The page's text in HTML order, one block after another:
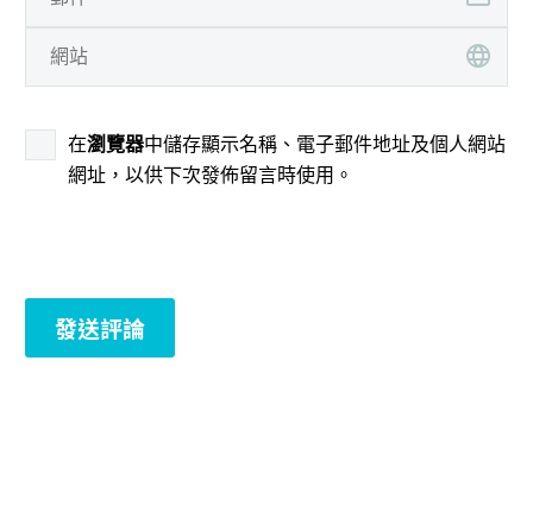
在瀏覽器中儲存顯示名稱、電子郵件地址及個人網站
網址，以供下次發佈留言時使用。
發送評論